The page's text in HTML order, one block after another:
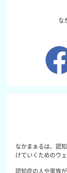
な
なかまぁるは、認
けていくためのウ
認知症の人や家族